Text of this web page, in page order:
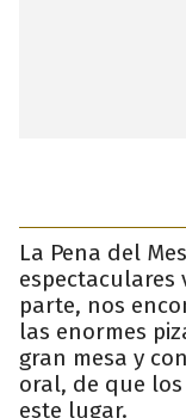
La Pena del
espectaculares
parte, nos
las enormes
gran mesa y
oral, de que
este lugar.